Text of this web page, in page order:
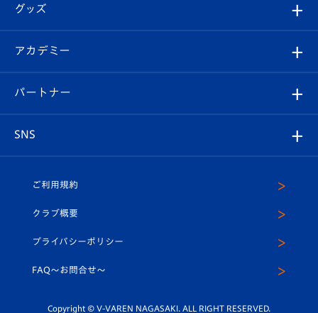
チケット
イベント
メディア
ホームタウン
スタッフプロフィール
マスコット紹介
平和祈念活動
ホームタウン活動
Revive Team
ヴィヴィくんの長崎おもてなしガイド
フォトギャラリー
スタジアムグルメ
チケット
V-LOVERS（ファンクラブ）
プレイヤーズスイート
グッズ
オンラインショップ
店舗情報
アカデミー
育成からのお知らせ
U-18
スクール
パートナー
SNS
ヴィヴィくんインスタグラム
公式LINE＠
ご利用規約
クラブ概要
プライバシーポリシー
FAQ〜お問合せ〜
Copyright © V-VAREN NAGASAKI. ALL RIGHT RESERVED.